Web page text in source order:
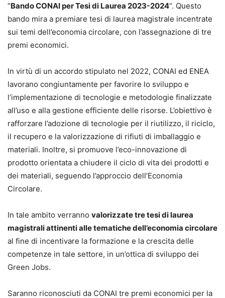
“Bando CONAI per Tesi di Laurea 2023-2024“. Questo
bando mira a premiare tesi di laurea magistrale incentrate
sui temi dell’economia circolare, con l’assegnazione di tre
premi economici.
In virtù di un accordo stipulato nel 2022, CONAI ed ENEA
lavorano congiuntamente per favorire lo sviluppo e
l’implementazione di tecnologie e metodologie finalizzate
all’uso e alla gestione efficiente delle risorse. L’obiettivo è
rafforzare l’adozione di tecnologie per il riutilizzo, il riciclo,
il recupero e la valorizzazione di rifiuti di imballaggio e
materiali. Inoltre, si promuove l’eco-innovazione di
prodotto orientata a chiudere il ciclo di vita dei prodotti e
dei materiali, seguendo l’approccio dell’Economia
Circolare.
In tale ambito verranno valorizzate tre tesi di laurea
magistrali attinenti alle tematiche dell’economia circolare
al fine di incentivare la formazione e la crescita delle
competenze in tale settore, in un’ottica di sviluppo dei
Green Jobs.
Saranno riconosciuti da CONAI tre premi economici per la